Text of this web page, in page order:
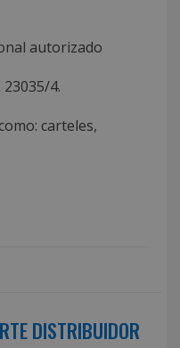
autorizado
4.
carteles,
DISTRIBUIDOR